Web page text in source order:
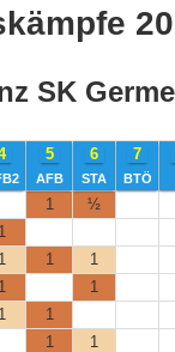
SK
5
AFB
6
STA
7
BTÖ
1 ½
1
1 1 1
1 1
1 1
1 1